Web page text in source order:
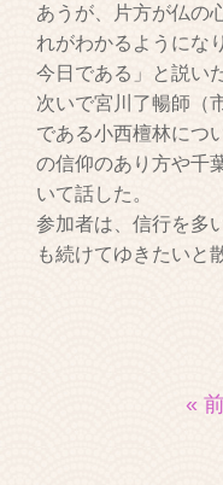
あうが、片方が仏の
れがわかるようにな
今日である」と説い
次いで宮川了暢師（
である小西檀林につ
の信仰のあり方や千
いて話した。
参加者は、信行を多
も続けてゆきたいと
«